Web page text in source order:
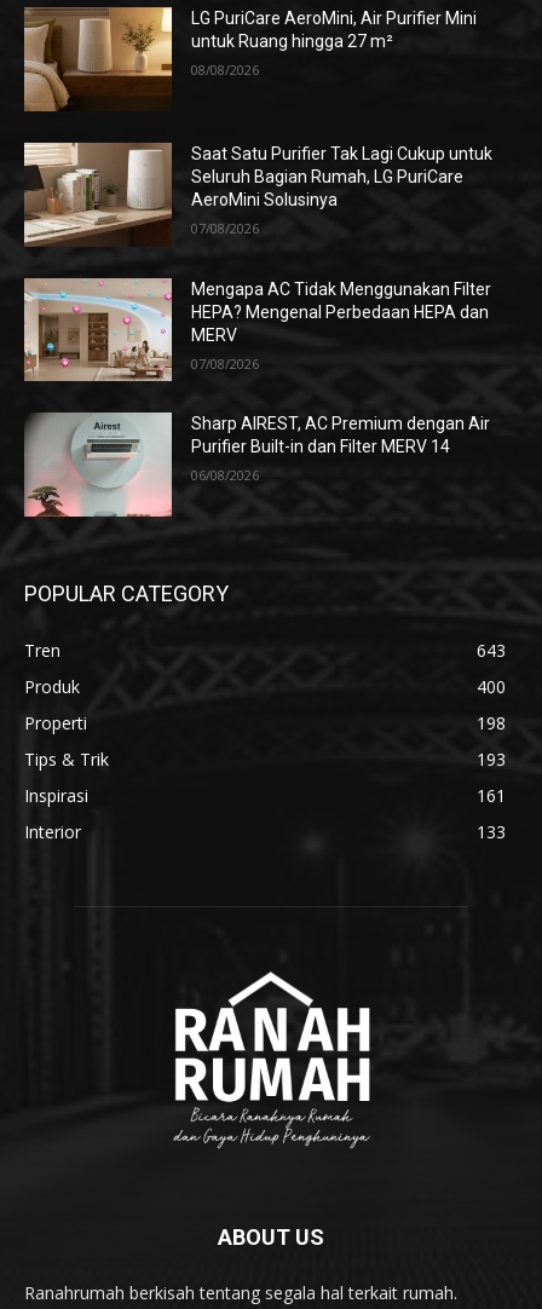
LG PuriCare AeroMini, Air Purifier Mini
untuk Ruang hingga 27 m²
08/08/2026
Saat Satu Purifier Tak Lagi Cukup untuk
Seluruh Bagian Rumah, LG PuriCare
AeroMini Solusinya
07/08/2026
Mengapa AC Tidak Menggunakan Filter
HEPA? Mengenal Perbedaan HEPA dan
MERV
07/08/2026
Sharp AIREST, AC Premium dengan Air
Purifier Built-in dan Filter MERV 14
06/08/2026
POPULAR CATEGORY
Tren
643
Produk
400
Properti
198
Tips & Trik
193
Inspirasi
161
Interior
133
ABOUT US
Ranahrumah berkisah tentang segala hal terkait rumah.